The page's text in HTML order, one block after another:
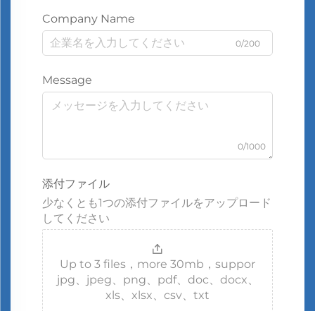
Company Name
0/200
Message
0/1000
添付ファイル
少なくとも1つの添付ファイルをアップロード
してください
Up to 3 files，more 30mb，suppor
jpg、jpeg、png、pdf、doc、docx、
xls、xlsx、csv、txt